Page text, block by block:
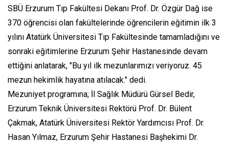
SBÜ Erzurum Tıp Fakültesi Dekanı Prof. Dr. Özgür Dağ ise
370 öğrencisi olan fakültelerinde öğrencilerin eğitimin ilk 3
yılını Atatürk Üniversitesi Tıp Fakültesinde tamamladığını ve
sonraki eğitimlerine Erzurum Şehir Hastanesinde devam
ettiğini anlatarak, "Bu yıl ilk mezunlarımızı veriyoruz. 45
mezun hekimlik hayatına atılacak." dedi.
Mezuniyet programına; İl Sağlık Müdürü Gürsel Bedir,
Erzurum Teknik Üniversitesi Rektörü Prof. Dr. Bülent
Çakmak, Atatürk Üniversitesi Rektör Yardımcısı Prof. Dr.
Hasan Yılmaz, Erzurum Şehir Hastanesi Başhekimi Dr.